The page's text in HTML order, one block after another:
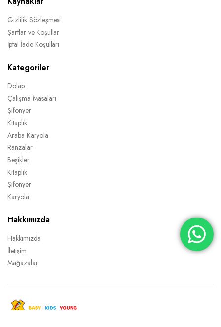
Gizlilik Sözleşmesi
Şartlar ve Koşullar
İptal İade Koşulları
Kategoriler
Dolap
Çalışma Masaları
Şifonyer
Kitaplık
Araba Karyola
Ranzalar
Beşikler
Kitaplık
Şifonyer
Karyola
Hakkımızda
Hakkımızda
İletişim
Mağazalar